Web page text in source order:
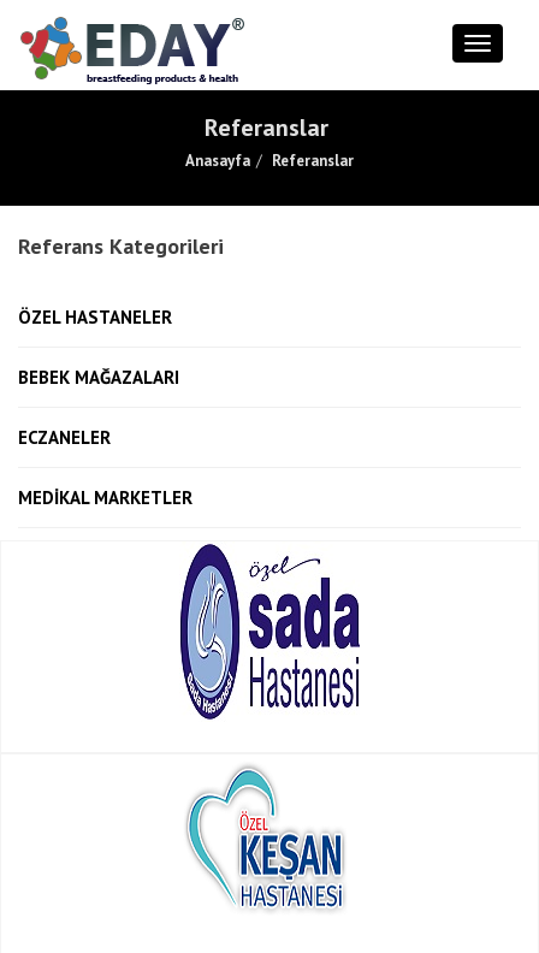
Toggle
Referanslar
Anasayfa Referanslar
Referans Kategorileri
ÖZEL HASTANELER
BEBEK MAĞAZALARI
ECZANELER
MEDİKAL MARKETLER